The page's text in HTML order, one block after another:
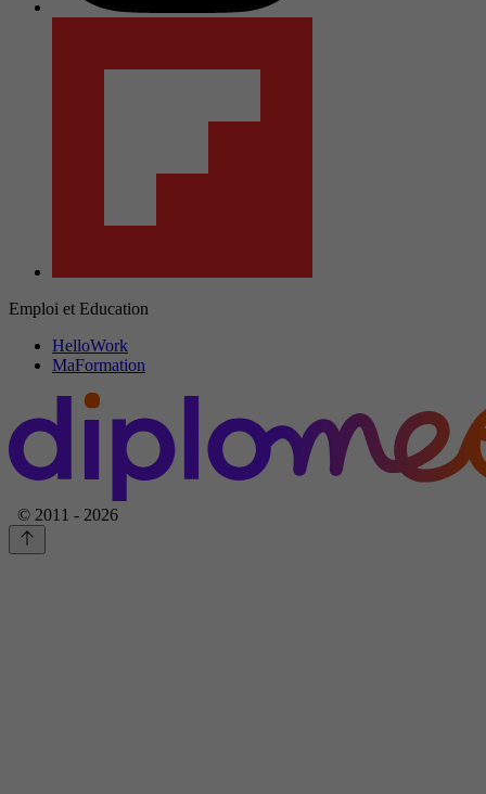
Emploi et Education
HelloWork
MaFormation
© 2011 - 2026